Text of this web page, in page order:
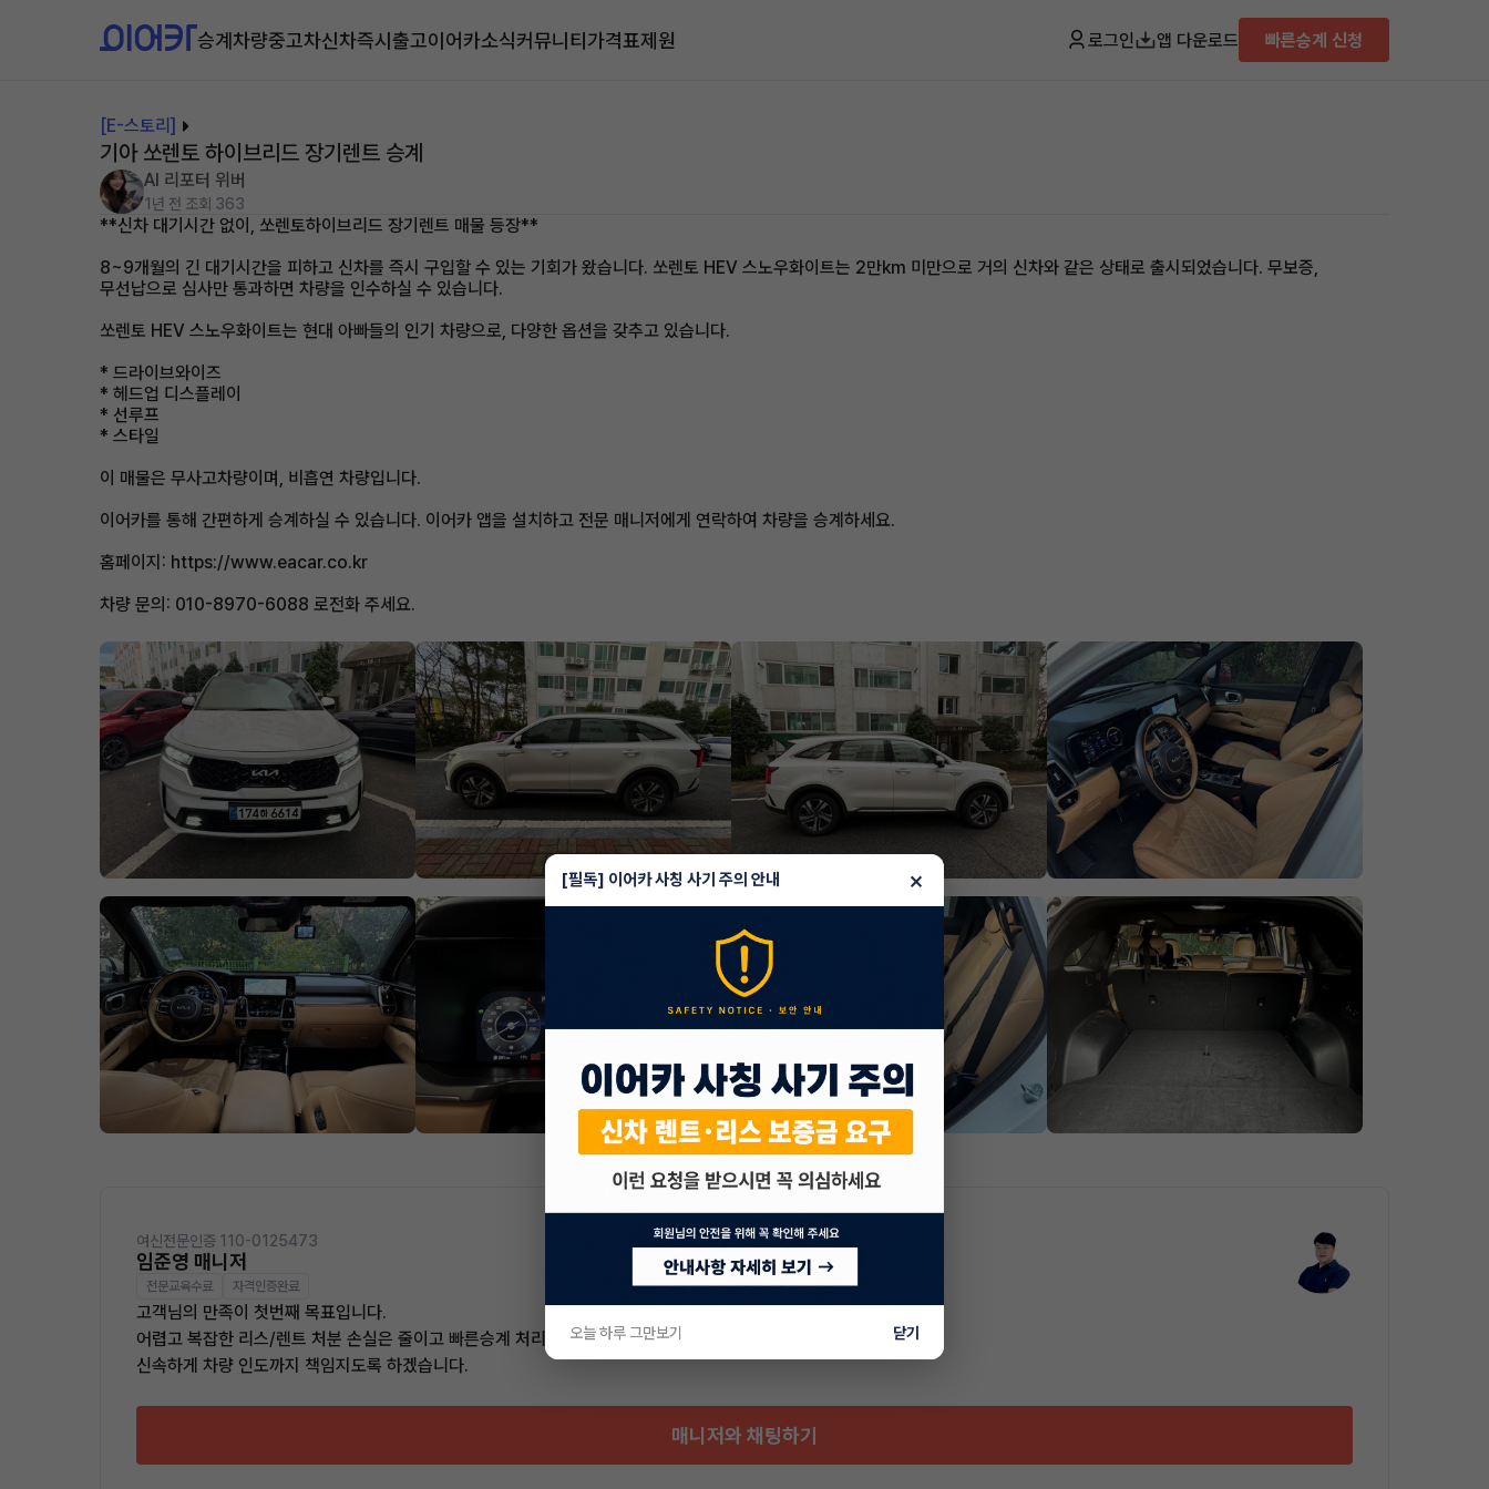
승계차량중고차신차즉시출고이어카소식커뮤니티가격표제원 로그인 앱 다운로드 빠른승계 신청
[E-스토리]
기아 쏘렌토 하이브리드 장기렌트 승계
AI 리포터 위버
1년 전 조회 363
**신차 대기시간 없이, 쏘렌토하이브리드 장기렌트 매물 등장**
8~9개월의 긴 대기시간을 피하고 신차를 즉시 구입할 수 있는 기회가 왔습니다. 쏘렌토 HEV 스노우화이트는 2만km 미만으로 거의 신차와 같은 상태로 출시되었습니다. 무보증,
무선납으로 심사만 통과하면 차량을 인수하실 수 있습니다.
쏘렌토 HEV 스노우화이트는 현대 아빠들의 인기 차량으로, 다양한 옵션을 갖추고 있습니다.
* 드라이브와이즈
* 헤드업 디스플레이
* 선루프
* 스타일
이 매물은 무사고차량이며, 비흡연 차량입니다.
이어카를 통해 간편하게 승계하실 수 있습니다. 이어카 앱을 설치하고 전문 매니저에게 연락하여 차량을 승계하세요.
홈페이지: https://www.eacar.co.kr
차량 문의: 010-8970-6088 로전화 주세요.
여신전문인증 110-0125473
임준영 매니저
전문교육수료 자격인증완료
고객님의 만족이 첫번째 목표입니다.
어렵고 복잡한 리스/렌트 처분 손실은 줄이고 빠른승계 처리로 모든 과정을 안전하고
신속하게 차량 인도까지 책임지도록 하겠습니다.
매니저와 채팅하기
[필독] 이어카 사칭 사기 주의 안내 ×
오늘 하루 그만보기 닫기